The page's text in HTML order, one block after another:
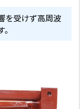
を受けず高周波